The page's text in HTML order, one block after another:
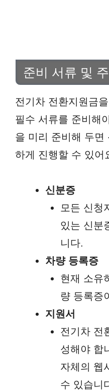
준비 서류 및
전기차 전환지원금
필수 서류를 준비해
을 미리 준비해 두면
하게 진행할 수 있어
신분증
모든 신청
있는 신분
니다.
차량 등록증
현재 소유
량 등록증
지원서
전기차 전
성해야 합
자체의 웹
수 있습니